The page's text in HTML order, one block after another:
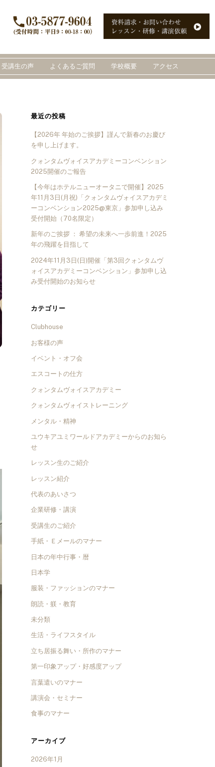
受講生の声 よくあるご質問 学校概要 アクセス
最近の投稿
【2026年 年始のご挨拶】謹んで新春のお慶び
を申し上げます。
クォンタムヴォイスアカデミーコンベンション
2025開催のご報告
【今年はホテルニューオータニで開催】2025
年11月3日(月祝)「クォンタムヴォイスアカデミ
ーコンベンション2025@東京」参加申し込み
受付開始（70名限定）
新年のご挨拶 ： 希望の未来へ一歩前進！2025
年の飛躍を目指して
2024年11月3日(日)開催「第3回クォンタムヴ
ォイスアカデミーコンベンション」参加申し込
み受付開始のお知らせ
カテゴリー
Clubhouse
お客様の声
イベント・オフ会
エスコートの仕方
クォンタムヴォイスアカデミー
クォンタムヴォイストレーニング
メンタル・精神
ユウキアユミワールドアカデミーからのお知ら
せ
レッスン生のご紹介
レッスン紹介
代表のあいさつ
企業研修・講演
受講生のご紹介
手紙・Ｅメールのマナー
日本の年中行事・暦
日本学
服装・ファッションのマナー
朗読・躾・教育
未分類
生活・ライフスタイル
立ち居振る舞い・所作のマナー
第一印象アップ・好感度アップ
言葉遣いのマナー
講演会・セミナー
食事のマナー
アーカイブ
2026年1月